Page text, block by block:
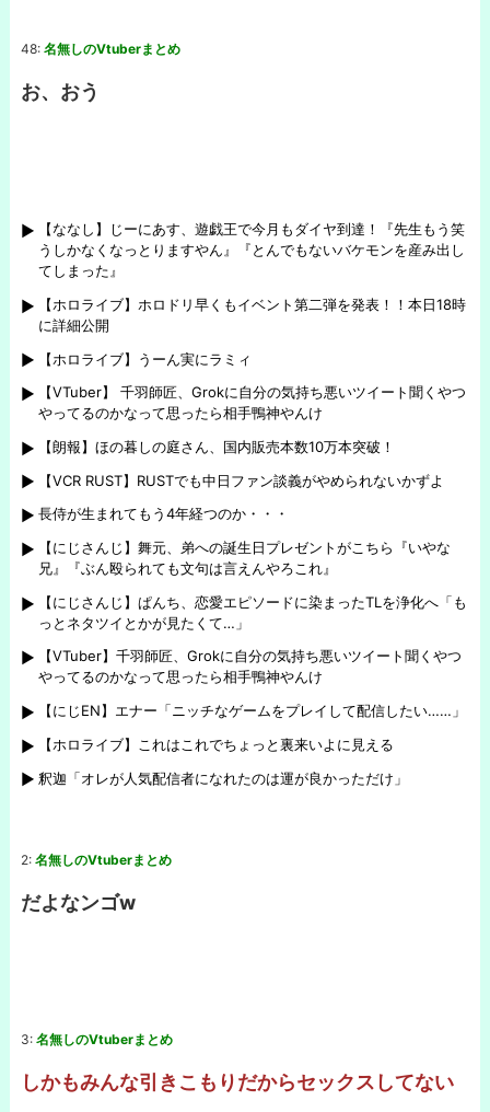
48: 名無しのVtuberまとめ
お、おう
【ななし】じーにあす、遊戯王で今月もダイヤ到達！『先生もう笑
うしかなくなっとりますやん』『とんでもないバケモンを産み出し
てしまった』
【ホロライブ】ホロドリ早くもイベント第二弾を発表！！本日18時
に詳細公開
【ホロライブ】うーん実にラミィ
【VTuber】 千羽師匠、Grokに自分の気持ち悪いツイート聞くやつ
やってるのかなって思ったら相手鴨神やんけ
【朗報】ほの暮しの庭さん、国内販売本数10万本突破！
【VCR RUST】RUSTでも中日ファン談義がやめられないかずよ
長侍が生まれてもう4年経つのか・・・
【にじさんじ】舞元、弟への誕生日プレゼントがこちら『いやな
兄』『ぶん殴られても文句は言えんやろこれ』
【にじさんじ】ぱんち、恋愛エピソードに染まったTLを浄化へ「も
っとネタツイとかが見たくて…」
【VTuber】千羽師匠、Grokに自分の気持ち悪いツイート聞くやつ
やってるのかなって思ったら相手鴨神やんけ
【にじEN】エナー「ニッチなゲームをプレイして配信したい……」
【ホロライブ】これはこれでちょっと裏来いよに見える
釈迦「オレが人気配信者になれたのは運が良かっただけ」
2: 名無しのVtuberまとめ
だよなンゴw
3: 名無しのVtuberまとめ
しかもみんな引きこもりだからセックスしてない